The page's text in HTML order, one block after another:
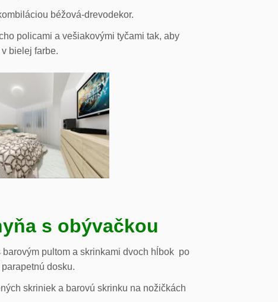
béžová-drevodekor.
policami a vešiakovými tyčami tak, aby
bielej farbe.
s obývačkou
pultom a skrinkami dvoch hĺbok po
dosku.
skriniek a barovú skrinku na nožičkách